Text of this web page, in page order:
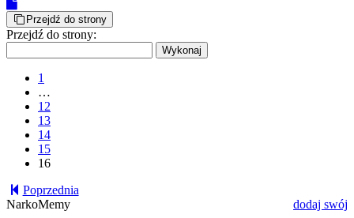
Przejdź do strony
Przejdź do strony:
1
…
12
13
14
15
16
Poprzednia
NarkoMemy
dodaj swój